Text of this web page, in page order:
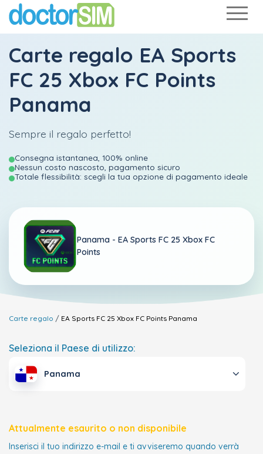
Carte regalo EA Sports
FC 25 Xbox FC Points
Panama
Sempre il regalo perfetto!
Consegna istantanea, 100% online
Nessun costo nascosto, pagamento sicuro
Totale flessibilità: scegli la tua opzione di pagamento ideale
Panama - EA Sports FC 25 Xbox FC
Points
Carte regalo EA Sports FC 25 Xbox FC Points Panama
Seleziona il Paese di utilizzo:
Panama
Attualmente esaurito o non disponibile
Inserisci il tuo indirizzo e-mail e ti avviseremo quando verrà